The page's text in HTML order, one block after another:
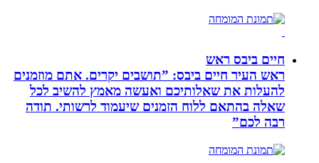
חיים ביבס ראש
ראש העיר חיים ביבס: ”תושבים יקרים. אתם מוזמנים
להעלות את שאלותיכם ואעשה מאמץ להשיב לכל
שאלה בהתאם ללוח הזמנים שיעמוד לרשותי. תודה
רבה לכם”